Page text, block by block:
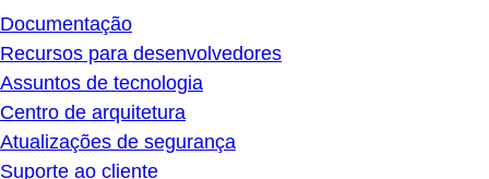
Documentação
Recursos para desenvolvedores
Assuntos de tecnologia
Centro de arquitetura
Atualizações de segurança
Suporte ao cliente